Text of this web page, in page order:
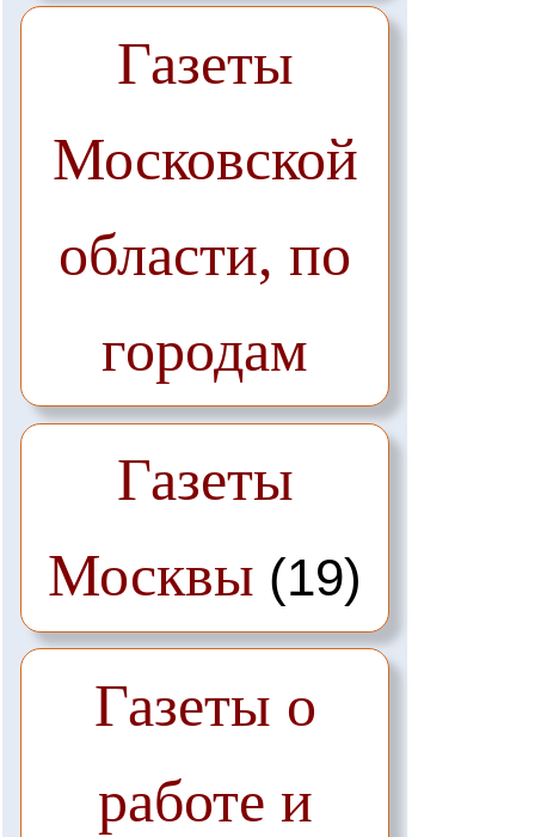
Газеты
Московской
области, по
городам
Газеты
Москвы (19)
Газеты о
работе и